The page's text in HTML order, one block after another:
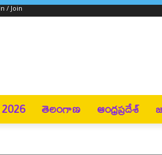
/ Join
తెలంగాణ ఆంధ్రప్రదేశ్